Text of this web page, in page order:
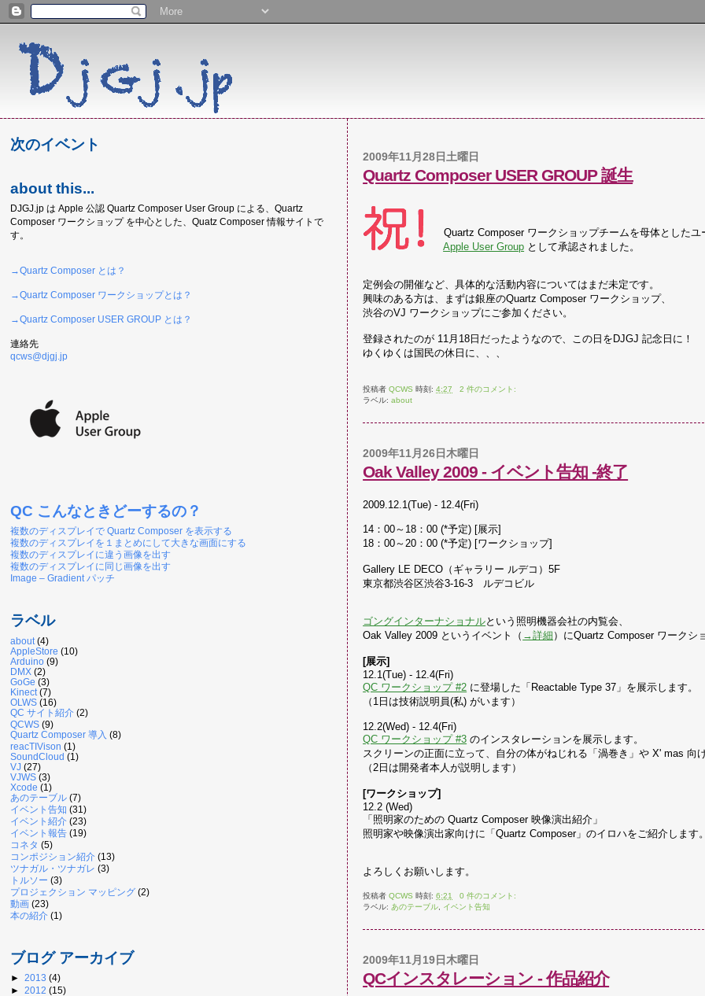
2009年11月28日土曜日
Quartz Composer USER GROUP 誕生
Quartz Composer ワークショップチームを母体としたユ
Apple User Group として承認されました。
定例会の開催など、具体的な活動内容についてはまだ未定です。
興味のある方は、まずは銀座のQuartz Composer ワークショップ、
渋谷のVJ ワークショップにご参加ください。
登録されたのが 11月18日だったようなので、この日をDJGJ 記念日に！
ゆくゆくは国民の休日に、、、
投稿者QCWS 時刻:4:27
2 件のコメント:
ラベル:about
2009年11月26日木曜日
Oak Valley 2009 - イベント告知 -終了
2009.12.1(Tue) - 12.4(Fri)
14：00～18：00 (*予定) [展示]
18：00～20：00 (*予定) [ワークショップ]
Gallery LE DECO（ギャラリー ルデコ）5F
東京都渋谷区渋谷3-16-3 ルデコビル
ゴングインターナショナルという照明機器会社の内覧会、
Oak Valley 2009 というイベント（ →詳細 ）にQuartz Composer ワークシ
[展示]
12.1(Tue) - 12.4(Fri)
QC ワークショップ #2 に登場した「Reactable Type 37」を展示します。
（1日は技術説明員(私) がいます）
12.2(Wed) - 12.4(Fri)
QC ワークショップ #3 のインスタレーションを展示します。
スクリーンの正面に立って、自分の体がねじれる「渦巻き」や X' mas
（2日は開発者本人が説明します）
[ワークショップ]
12.2 (Wed)
「照明家のための Quartz Composer 映像演出紹介」
照明家や映像演出家向けに「Quartz Composer」のイロハをご紹介します
よろしくお願いします。
投稿者QCWS 時刻:6:21
0 件のコメント:
ラベル: あのテーブル イベント告知
2009年11月19日木曜日
QCインスタレーション - 作品紹介
次のイベント
about this...
DJGJ.jp は Apple 公認 Quartz Composer User Group による、Quartz
Composer ワークショップ を中心とした、Quatz Composer 情報サイトで
す。
→Quartz Composer とは？
→Quartz Composer ワークショップとは？
→Quartz Composer USER GROUP とは？
連絡先
qcws@djgj.jp
QC こんなときどーするの？
複数のディスプレイで Quartz Composer を表示する
複数のディスプレイを１まとめにして大きな画面にする
複数のディスプレイに違う画像を出す
複数のディスプレイに同じ画像を出す
Image – Gradient パッチ
ラベル
about (4)
AppleStore (10)
Arduino (9)
DMX (2)
GoGe (3)
Kinect (7)
OLWS (16)
QC サイト紹介 (2)
QCWS (9)
Quartz Composer 導入 (8)
reacTIVison (1)
SoundCloud (1)
VJ (27)
VJWS (3)
Xcode (1)
あのテーブル (7)
イベント告知 (31)
イベント紹介 (23)
イベント報告 (19)
コネタ (5)
コンポジション紹介 (13)
ツナガル・ツナガレ (3)
トルソー (3)
プロジェクション マッピング (2)
動画 (23)
本の紹介 (1)
ブログ アーカイブ
► 2013 (4)
► 2012 (15)